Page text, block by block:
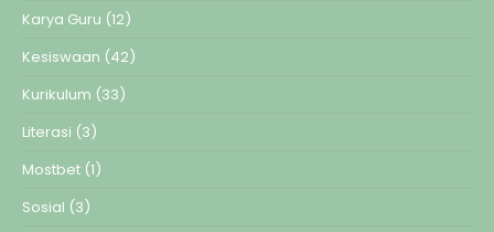
Karya Guru (12)
Kesiswaan (42)
Kurikulum (33)
Literasi (3)
Mostbet (1)
Sosial (3)